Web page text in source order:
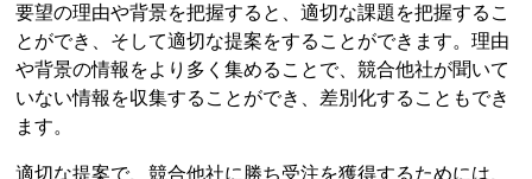
要望の理由や背景を把握すると、適切な課題を把握するこ
とができ、そして適切な提案をすることができます。理由
や背景の情報をより多く集めることで、競合他社が聞いて
いない情報を収集することができ、差別化することもでき
ます。
適切な提案で、競合他社に勝ち受注を獲得するためには、